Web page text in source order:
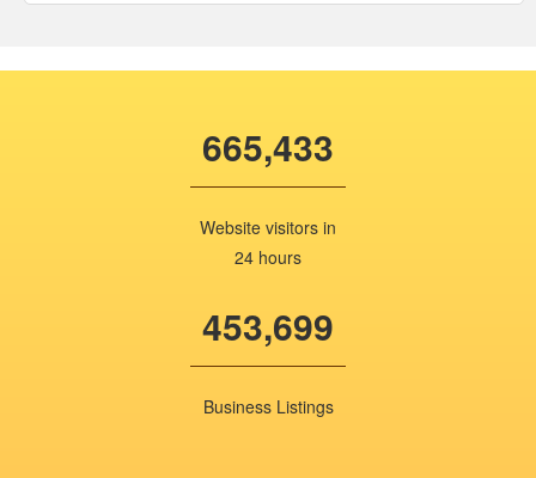
665,433
Website visitors in
24 hours
453,699
Business Listings